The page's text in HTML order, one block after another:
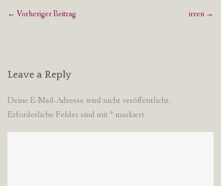
Post
← Vorheriger Beitrag irren →
Leave a Reply
Deine E-Mail-Adresse wird nicht veröffentlicht.
Erforderliche Felder sind mit * markiert